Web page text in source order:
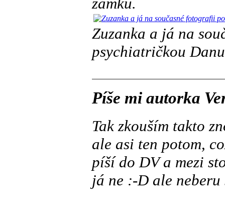
Zuzanka a já na
psychiatričkou
Píše mi autorka
Tak zkouším takto
ale asi ten potom,
píší do DV a mezi
já ne :-D ale neberu